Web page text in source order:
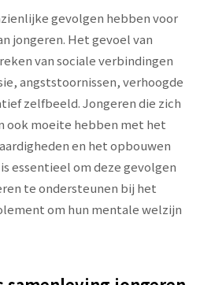
gevolgen hebben voor
jongeren. Het gevoel van
van sociale verbindingen
angststoornissen, verhoogde
zelfbeeld. Jongeren die zich
ook moeite hebben met het
en het opbouwen
essentieel om deze gevolgen
te ondersteunen bij het
om hun mentale welzijn